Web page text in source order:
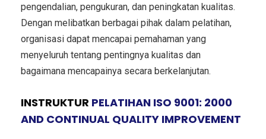
pengendalian, pengukuran, dan peningkatan kualitas.
Dengan melibatkan berbagai pihak dalam pelatihan,
organisasi dapat mencapai pemahaman yang
menyeluruh tentang pentingnya kualitas dan
bagaimana mencapainya secara berkelanjutan.
INSTRUKTUR PELATIHAN ISO 9001: 2000
AND CONTINUAL QUALITY IMPROVEMENT